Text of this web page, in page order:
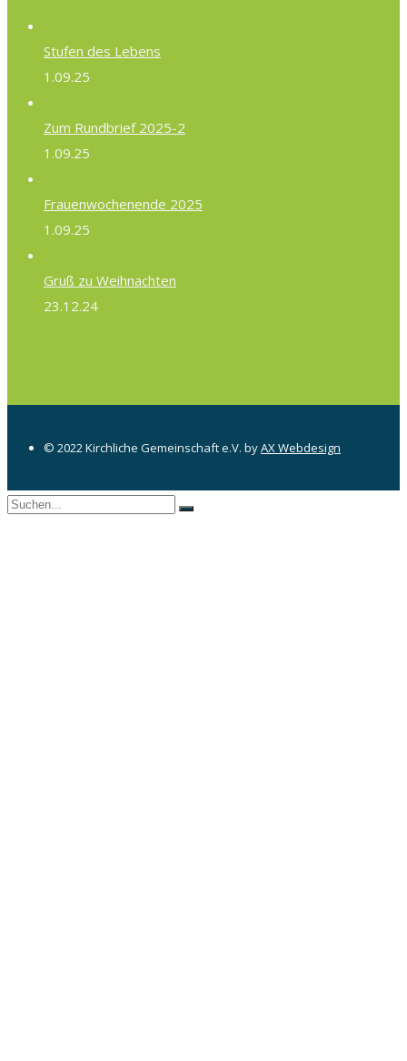
Stufen des Lebens
1.09.25
Zum Rundbrief 2025-2
1.09.25
Frauenwochenende 2025
1.09.25
Gruß zu Weihnachten
23.12.24
© 2022 Kirchliche Gemeinschaft e.V. byAX Webdesign